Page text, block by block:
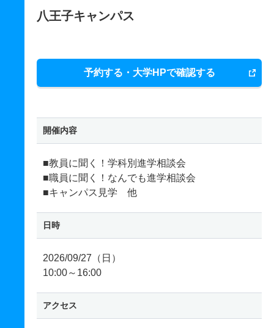
八王子キャンパス
予約する・大学HPで確認する
開催内容
■教員に聞く！学科別進学相談会
■職員に聞く！なんでも進学相談会
■キャンパス見学 他
日時
2026/09/27（日）
10:00～16:00
アクセス